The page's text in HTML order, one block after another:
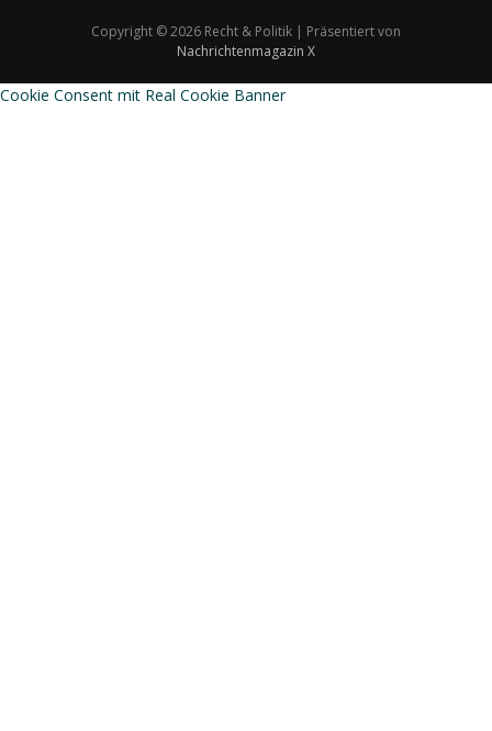
Copyright © 2026 Recht & Politik | Präsentiert von
Nachrichtenmagazin X
Cookie Consent mit Real Cookie Banner